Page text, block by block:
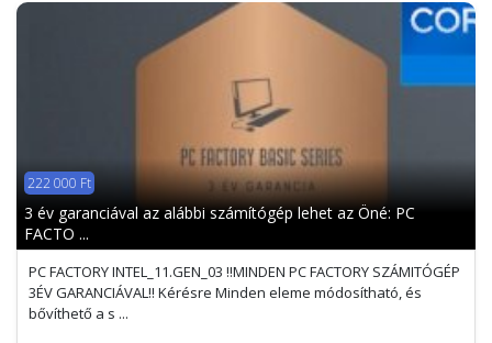
222 000 Ft
3 év garanciával az alábbi számítógép lehet az Öné: PC
FACTO ...
PC FACTORY INTEL_11.GEN_03 !!MINDEN PC FACTORY SZÁMITÓGÉP
3ÉV GARANCIÁVAL!! Kérésre Minden eleme módosítható, és
bővíthető a s ...